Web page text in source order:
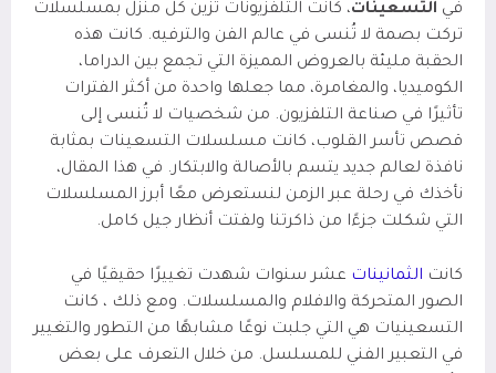
في التسعينات، كانت التلفزيونات تزين كل منزل بمسلسلات
تركت بصمة لا تُنسى في عالم الفن والترفيه. كانت هذه
الحقبة مليئة بالعروض المميزة التي تجمع بين الدراما،
الكوميديا، والمغامرة، مما جعلها واحدة من أكثر الفترات
تأثيرًا في صناعة التلفزيون. من شخصيات لا تُنسى إلى
قصص تأسر القلوب، كانت مسلسلات التسعينات بمثابة
نافذة لعالم جديد يتسم بالأصالة والابتكار. في هذا المقال،
نأخذك في رحلة عبر الزمن لنستعرض معًا أبرز المسلسلات
التي شكلت جزءًا من ذاكرتنا ولفتت أنظار جيل كامل.
كانت الثمانينات عشر سنوات شهدت تغييرًا حقيقيًا في
الصور المتحركة والافلام والمسلسلات. ومع ذلك ، كانت
التسعينيات هي التي جلبت نوعًا مشابهًا من التطور والتغيير
في التعبير الفني للمسلسل. من خلال التعرف على بعض